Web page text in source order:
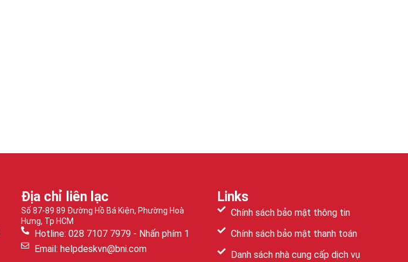
Địa chỉ liên lạc
Số 87-89 89 Đường Hồ Bá Kiện, Phường Hoà
Hưng, Tp HCM
Hotline: 028 7107 7979 - Nhấn phím 1
Email: helpdeskvn@bni.com
Links
Chính sách bảo mật thông tin
Chính sách bảo mật thanh toán
Danh sách nhà cung cấp dịch vụ